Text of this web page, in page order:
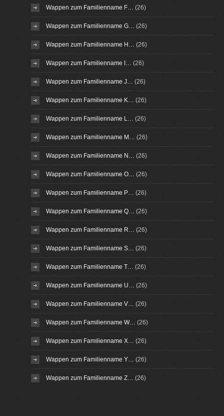
Wappen zum Familienname F… (26)
Wappen zum Familienname G… (26)
Wappen zum Familienname H… (26)
Wappen zum Familienname I… (26)
Wappen zum Familienname J… (26)
Wappen zum Familienname K… (26)
Wappen zum Familienname L… (26)
Wappen zum Familienname M… (26)
Wappen zum Familienname N… (26)
Wappen zum Familienname O… (26)
Wappen zum Familienname P… (26)
Wappen zum Familienname Q… (26)
Wappen zum Familienname R… (26)
Wappen zum Familienname S… (26)
Wappen zum Familienname T… (26)
Wappen zum Familienname U… (26)
Wappen zum Familienname V… (26)
Wappen zum Familienname W… (26)
Wappen zum Familienname X… (26)
Wappen zum Familienname Y… (26)
Wappen zum Familienname Z… (26)